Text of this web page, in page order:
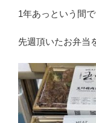
1年あっという間で
先週頂いたお弁当